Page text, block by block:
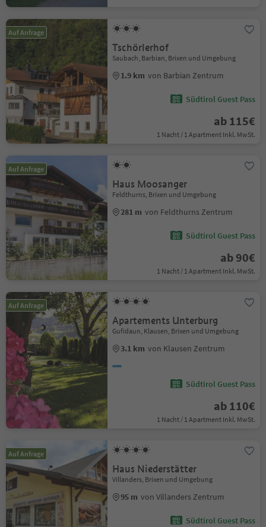
Auf Anfrage
Tschörlerhof
Saubach, Barbian, Brixen und Umgebung
1.9 km von Barbian Zentrum
Südtirol Guest Pass
ab 115€
1 Nacht / 1 Apartment Inkl. MwSt.
Auf Anfrage
Haus Moosanger
Feldthurns, Brixen und Umgebung
281 m von Feldthurns Zentrum
Südtirol Guest Pass
ab 90€
1 Nacht / 1 Apartment Inkl. MwSt.
Auf Anfrage
Apartements Unterburg
Gufidaun, Klausen, Brixen und Umgebung
3.1 km von Klausen Zentrum
Südtirol Guest Pass
ab 110€
1 Nacht / 1 Apartment Inkl. MwSt.
Auf Anfrage
Haus Niederstätter
Villanders, Brixen und Umgebung
95 m von Villanders Zentrum
Südtirol Guest Pass